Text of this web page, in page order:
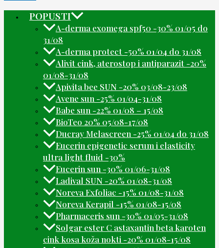
POPUSTI
A-derma exomega spf50 -30% 01/05 do
31/08
A-derma protect -50% 01/04 do 31/08
Alivit cink, aterostop i antiparazit -20%
01/08-31/08
Apivita bee SUN -20% 03/08-23/08
Avene sun -25% 01/04-31/08
Babe sun -22% 01/08 – 15/08
BioTeo 20% 05/08-17/08
Ducray Melascreen -25% 01/04 do 31/08
Eucerin epigenetic serum i elasticity
ultra light fluid -30%
Eucerin sun -30% 01/06-31/08
Ladival SUN -20% 01/08-31/08
Noreva Exfoliac -15% 01/08-31/08
Noreva Kerapil -15% 01/08-15/08
Pharmaceris sun -30% 01/05-31/08
Solgar ester C astaxantin beta karoten
cink kosa koža nokti -20% 01/08-15/08